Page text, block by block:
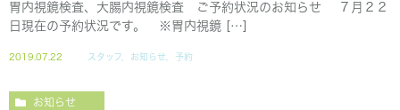
胃内視鏡検査、大腸内視鏡検査 ご予約状況のお知らせ ７月２２
日現在の予約状況です。 ※胃内視鏡 […]
2019.07.22 スタッフ，お知らせ，予約
お知らせ